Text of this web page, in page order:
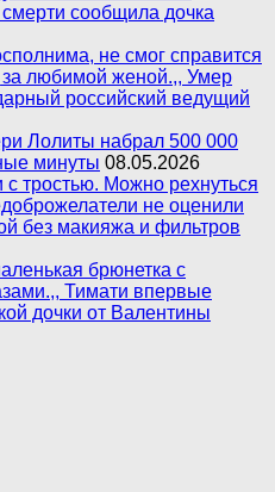
сообщила дочка
не смог справится
любимой женой.,, Умер
российский ведущий
Лолиты набрал 500 000
минуты 08.05.2026
с тростью. Можно рехнуться
не оценили
без макияжа и фильтров
брюнетка с
Тимати впервые
дочки от Валентины